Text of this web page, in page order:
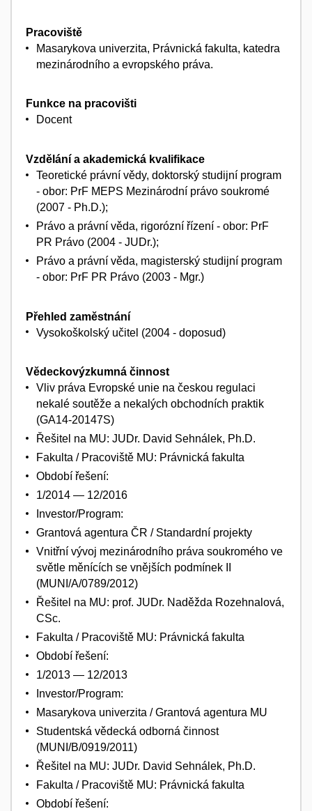
Pracoviště
Masarykova univerzita, Právnická fakulta, katedra
mezinárodního a evropského práva.
Funkce na pracovišti
Docent
Vzdělání a akademická kvalifikace
Teoretické právní vědy, doktorský studijní program
- obor: PrF MEPS Mezinárodní právo soukromé
(2007 - Ph.D.);
Právo a právní věda, rigorózní řízení - obor: PrF
PR Právo (2004 - JUDr.);
Právo a právní věda, magisterský studijní program
- obor: PrF PR Právo (2003 - Mgr.)
Přehled zaměstnání
Vysokoškolský učitel (2004 - doposud)
Vědeckovýzkumná činnost
Vliv práva Evropské unie na českou regulaci
nekalé soutěže a nekalých obchodních praktik
(GA14-20147S)
Řešitel na MU: JUDr. David Sehnálek, Ph.D.
Fakulta / Pracoviště MU: Právnická fakulta
Období řešení:
1/2014 — 12/2016
Investor/Program:
Grantová agentura ČR / Standardní projekty
Vnitřní vývoj mezinárodního práva soukromého ve
světle měnících se vnějších podmínek II
(MUNI/A/0789/2012)
Řešitel na MU: prof. JUDr. Naděžda Rozehnalová,
CSc.
Fakulta / Pracoviště MU: Právnická fakulta
Období řešení:
1/2013 — 12/2013
Investor/Program:
Masarykova univerzita / Grantová agentura MU
Studentská vědecká odborná činnost
(MUNI/B/0919/2011)
Řešitel na MU: JUDr. David Sehnálek, Ph.D.
Fakulta / Pracoviště MU: Právnická fakulta
Období řešení: